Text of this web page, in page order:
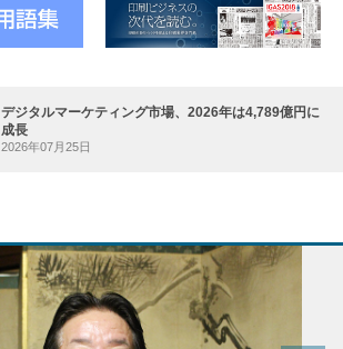
デジタルマーケティング市場、2026年は4,789億円に
成長
2026年07月25日